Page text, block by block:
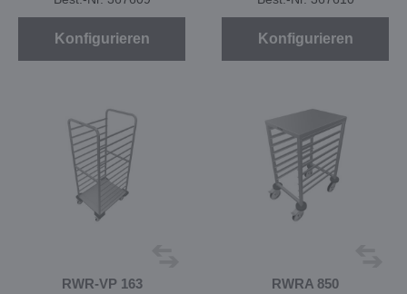
Konfigurieren Konfigurieren
RWR-VP 163 RWRA 850